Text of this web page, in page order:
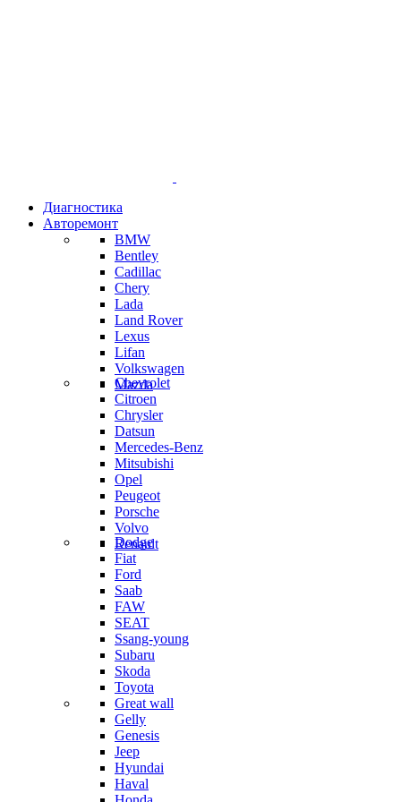
Диагностика
Авторемонт
BMW
Bentley
Cadillac
Chery
Lada
Land Rover
Lexus
Lifan
Volkswagen
Mazda
Chevrolet
Citroen
Chrysler
Datsun
Mercedes-Benz
Mitsubishi
Opel
Peugeot
Porsche
Volvo
Renault
Dodge
Fiat
Ford
Saab
FAW
SEAT
Ssang-young
Subaru
Skoda
Toyota
Great wall
Gelly
Genesis
Jeep
Hyundai
Haval